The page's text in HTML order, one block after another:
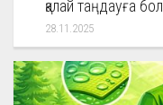
қалай таңдауға
28.11.2025